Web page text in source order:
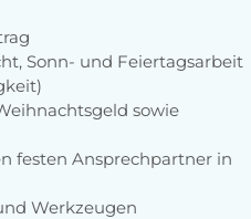
Sonn- und Feiertagsarbeit
sowie
festen Ansprechpartner in
Werkzeugen